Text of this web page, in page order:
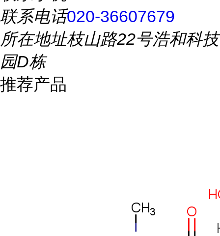
联系电话020-36607679
所在地址枝山路22号浩和科技
园D栋
推荐产品